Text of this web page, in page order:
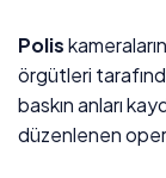
Polis
örgütleri
baskın anları
düzenlenen